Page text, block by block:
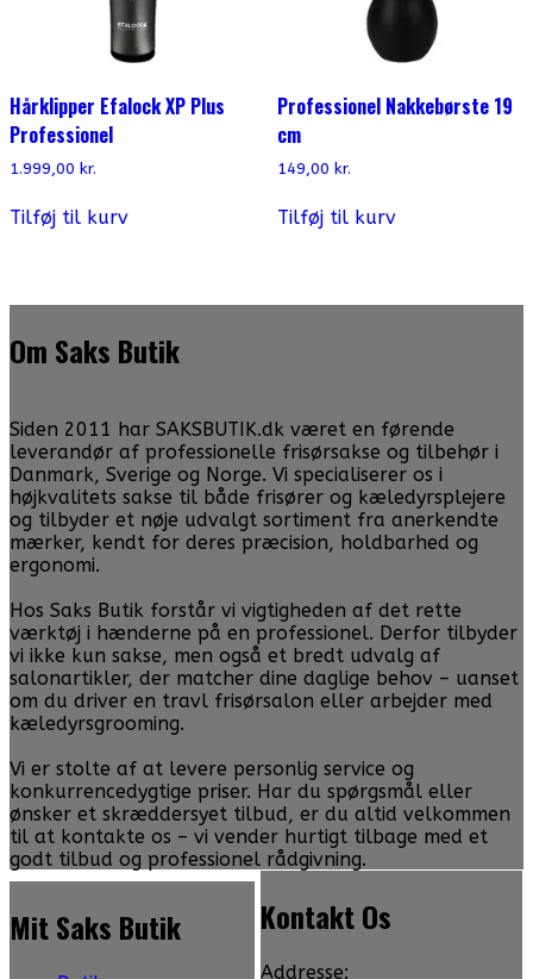
Hårklipper Efalock XP Plus
Professionel
1.999,00 kr.
Tilføj til kurv
Professionel Nakkebørste 19
cm
149,00 kr.
Tilføj til kurv
Om Saks Butik
Siden 2011 har SAKSBUTIK.dk været en førende
leverandør af professionelle frisørsakse og tilbehør i
Danmark, Sverige og Norge. Vi specialiserer os i
højkvalitets sakse til både frisører og kæledyrsplejere
og tilbyder et nøje udvalgt sortiment fra anerkendte
mærker, kendt for deres præcision, holdbarhed og
ergonomi.
Hos Saks Butik forstår vi vigtigheden af det rette
værktøj i hænderne på en professionel. Derfor tilbyder
vi ikke kun sakse, men også et bredt udvalg af
salonartikler, der matcher dine daglige behov – uanset
om du driver en travl frisørsalon eller arbejder med
kæledyrsgrooming.
Vi er stolte af at levere personlig service og
konkurrencedygtige priser. Har du spørgsmål eller
ønsker et skræddersyet tilbud, er du altid velkommen
til at kontakte os – vi vender hurtigt tilbage med et
godt tilbud og professionel rådgivning.
Mit Saks Butik Kontakt Os
Addresse: